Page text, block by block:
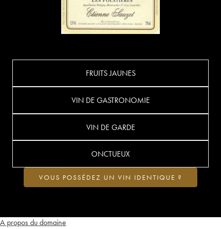
A propos du domaine
FRUITS JAUNES
VIN DE GASTRONOMIE
VIN DE GARDE
ONCTUEUX
VOUS POSSÉDEZ UN VIN IDENTIQUE ?